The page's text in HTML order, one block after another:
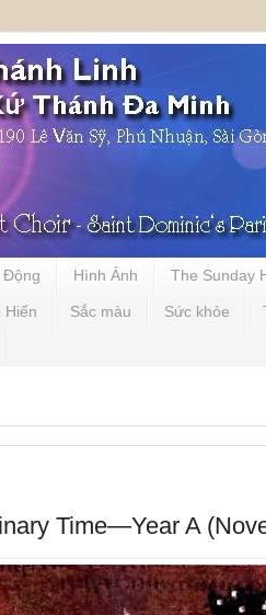
Động Hình Ảnh The Sunday
Hiến Sắc màu Sức khỏe
Time—Year A